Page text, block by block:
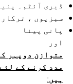
ڈیری آئٹم۔
سبزیوں ،
پانی پینا
اور
متوازن دوپہر
مدد کرنے کے
ہیں: